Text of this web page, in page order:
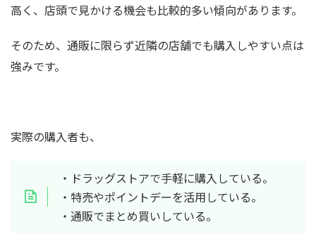
高く、店頭で見かける機会も比較的多い傾向があります。
そのため、通販に限らず近隣の店舗でも購入しやすい点は
強みです。
実際の購入者も、
・ドラッグストアで手軽に購入している。
・特売やポイントデーを活用している。
・通販でまとめ買いしている。